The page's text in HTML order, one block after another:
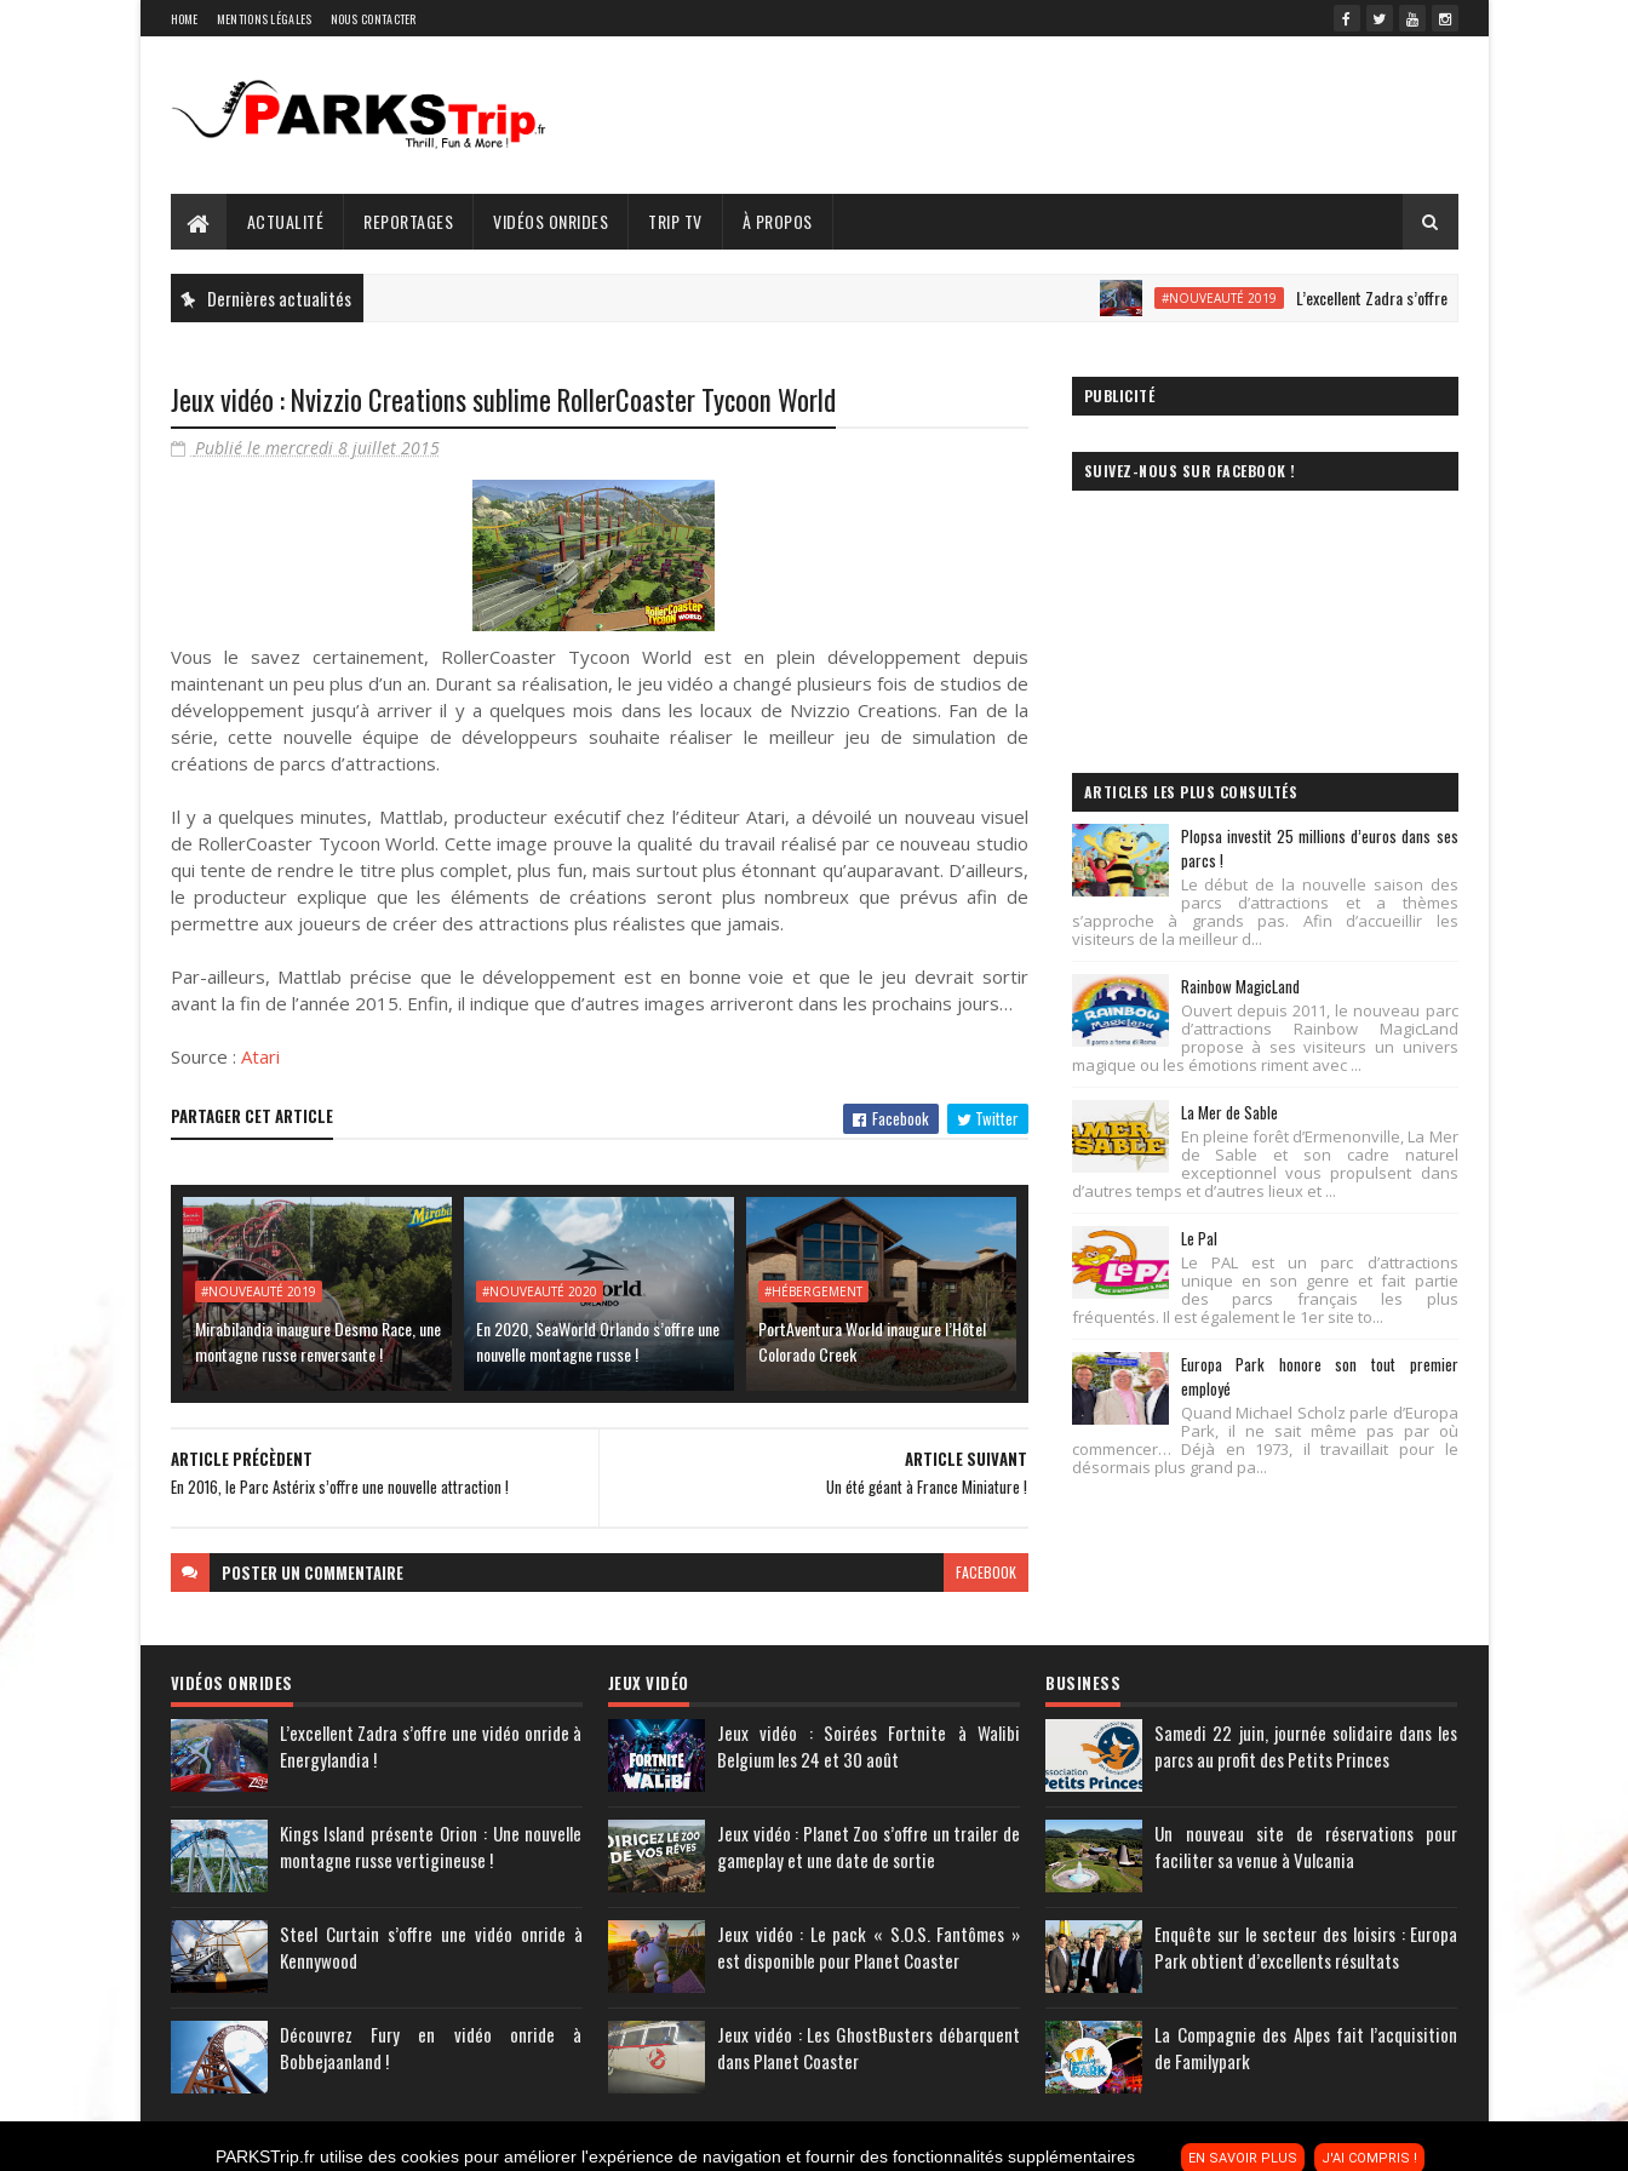
HOME MENTIONS LÉGALES NOUS CONTACTER
ACTUALITÉ REPORTAGES VIDÉOS ONRIDES TRIP TV À PROPOS
Dernières actualités #NOUVEAUTÉ 2019 L’excellent Zadra s’offre une vidéo onride à Energylandia !
Jeux vidéo : Nvizzio Creations sublime RollerCoaster Tycoon World
Publié le mercredi 8 juillet 2015
Vous le savez certainement, RollerCoaster Tycoon World est en plein développement depuis
maintenant un peu plus d’un an. Durant sa réalisation, le jeu vidéo a changé plusieurs fois de studios de
développement jusqu’à arriver il y a quelques mois dans les locaux de Nvizzio Creations. Fan de la
série, cette nouvelle équipe de développeurs souhaite réaliser le meilleur jeu de simulation de
créations de parcs d’attractions.
Il y a quelques minutes, Mattlab, producteur exécutif chez l’éditeur Atari, a dévoilé un nouveau visuel
de RollerCoaster Tycoon World. Cette image prouve la qualité du travail réalisé par ce nouveau studio
qui tente de rendre le titre plus complet, plus fun, mais surtout plus étonnant qu’auparavant. D’ailleurs,
le producteur explique que les éléments de créations seront plus nombreux que prévus afin de
permettre aux joueurs de créer des attractions plus réalistes que jamais.
Par-ailleurs, Mattlab précise que le développement est en bonne voie et que le jeu devrait sortir
avant la fin de l’année 2015. Enfin, il indique que d’autres images arriveront dans les prochains jours…
Source : Atari
PARTAGER CET ARTICLE Facebook Twitter
#NOUVEAUTÉ 2019
Mirabilandia inaugure Desmo Race, une
montagne russe renversante !
#NOUVEAUTÉ 2020
En 2020, SeaWorld Orlando s’offre une
nouvelle montagne russe !
#HÉBERGEMENT
PortAventura World inaugure l’Hôtel
Colorado Creek
ARTICLE SUIVANT
Un été géant à France Miniature !
ARTICLE PRÉCÈDENT
En 2016, le Parc Astérix s’offre une nouvelle attraction !
POSTER UN COMMENTAIRE FACEBOOK
PUBLICITÉ
SUIVEZ-NOUS SUR FACEBOOK !
ARTICLES LES PLUS CONSULTÉS
Plopsa investit 25 millions d’euros dans ses
parcs !
Le début de la nouvelle saison des
parcs d’attractions et a thèmes
s’approche à grands pas. Afin d’accueillir les
visiteurs de la meilleur d...
Rainbow MagicLand
Ouvert depuis 2011, le nouveau parc
d’attractions Rainbow MagicLand
propose à ses visiteurs un univers
magique ou les émotions riment avec ...
La Mer de Sable
En pleine forêt d’Ermenonville, La Mer
de Sable et son cadre naturel
exceptionnel vous propulsent dans
d’autres temps et d’autres lieux et ...
Le Pal
Le PAL est un parc d’attractions
unique en son genre et fait partie
des parcs français les plus
fréquentés. Il est également le 1er site to...
Europa Park honore son tout premier
employé
Quand Michael Scholz parle d’Europa
Park, il ne sait même pas par où
commencer… Déjà en 1973, il travaillait pour le
désormais plus grand pa...
VIDÉOS ONRIDES
L’excellent Zadra s’offre une vidéo onride à
Energylandia !
Kings Island présente Orion : Une nouvelle
montagne russe vertigineuse !
Steel Curtain s’offre une vidéo onride à
Kennywood
Découvrez Fury en vidéo onride à
Bobbejaanland !
JEUX VIDÉO
Jeux vidéo : Soirées Fortnite à Walibi
Belgium les 24 et 30 août
Jeux vidéo : Planet Zoo s’offre un trailer de
gameplay et une date de sortie
Jeux vidéo : Le pack « S.O.S. Fantômes »
est disponible pour Planet Coaster
Jeux vidéo : Les GhostBusters débarquent
dans Planet Coaster
BUSINESS
Samedi 22 juin, journée solidaire dans les
parcs au profit des Petits Princes
Un nouveau site de réservations pour
faciliter sa venue à Vulcania
Enquête sur le secteur des loisirs : Europa
Park obtient d’excellents résultats
La Compagnie des Alpes fait l’acquisition
de Familypark
Copyright © 2011- 2026 PARKS Trip
PARKSTrip.fr utilise des cookies pour améliorer l'expérience de navigation et fournir des fonctionnalités supplémentaires EN SAVOIR PLUS J'AI COMPRIS !